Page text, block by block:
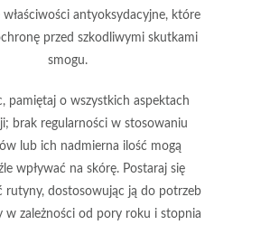
właściwości antyoksydacyjne, które
przed szkodliwymi skutkami
smogu.
pamiętaj o wszystkich aspektach
; brak regularności w stosowaniu
lub ich nadmierna ilość mogą
wpływać na skórę. Postaraj się
rutyny, dostosowując ją do potrzeb
w zależności od pory roku i stopnia